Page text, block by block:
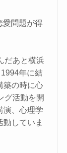
愛問題が得
だあと横浜
年に結
築の時に心
グ活動を開
演、心理学
していま